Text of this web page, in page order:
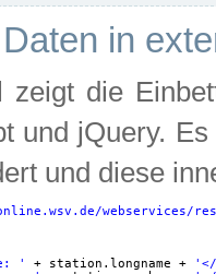
in
zeigt die
und jQuery.
und diese
webservices/
'
+ station.longname +